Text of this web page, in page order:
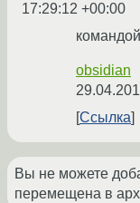
17:29:12 +00:00
obsidian
Ссылка
Вы не можете
перемещена в